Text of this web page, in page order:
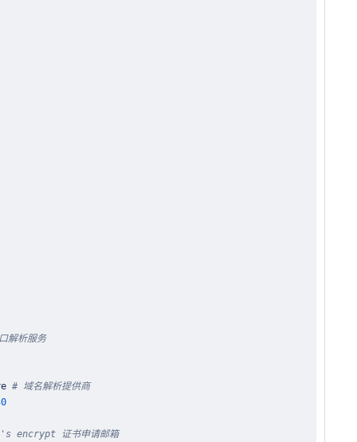
解析服务
# 域名解析提供商
encrypt 证书申请邮箱